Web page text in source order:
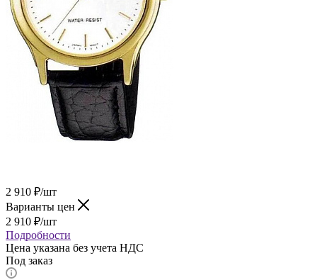
2 910 ₽/шт
Варианты цен
2 910 ₽/шт
Подробности
Цена указана без учета НДС
Под заказ